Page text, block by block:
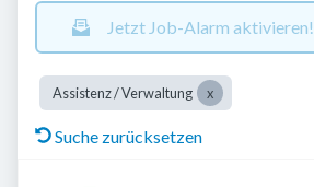
Jetzt Job-Alarm aktivieren!
Assistenz / Verwaltung
Suche zurücksetzen